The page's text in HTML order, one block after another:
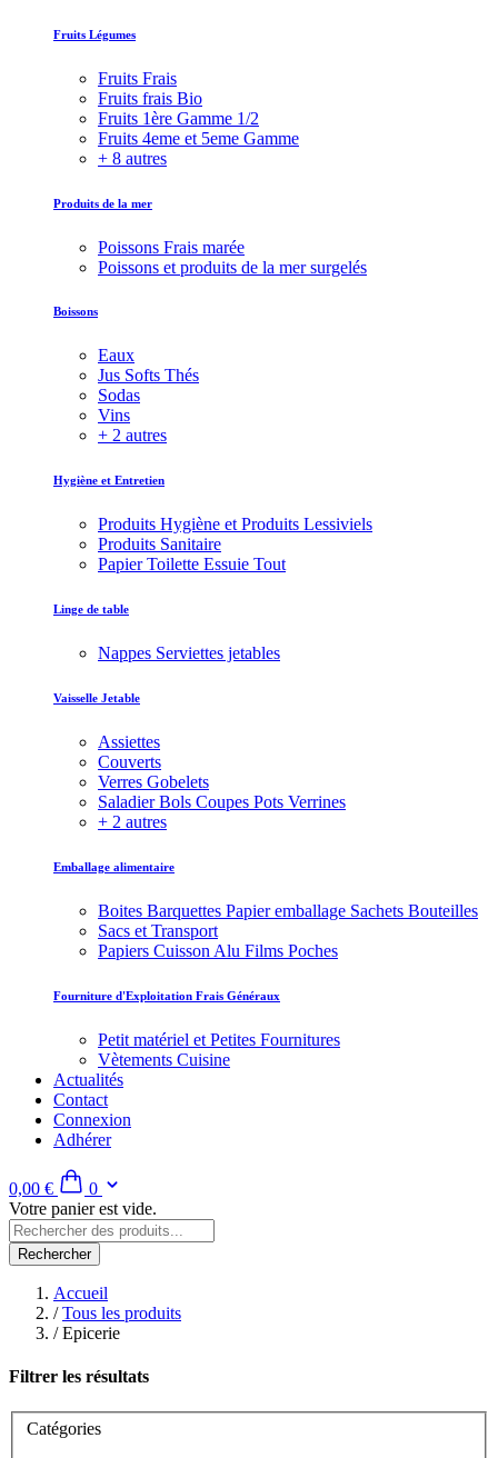
Fruits Légumes
Fruits Frais
Fruits frais Bio
Fruits 1ère Gamme 1/2
Fruits 4eme et 5eme Gamme
+ 8 autres
Produits de la mer
Poissons Frais marée
Poissons et produits de la mer surgelés
Boissons
Eaux
Jus Softs Thés
Sodas
Vins
+ 2 autres
Hygiène et Entretien
Produits Hygiène et Produits Lessiviels
Produits Sanitaire
Papier Toilette Essuie Tout
Linge de table
Nappes Serviettes jetables
Vaisselle Jetable
Assiettes
Couverts
Verres Gobelets
Saladier Bols Coupes Pots Verrines
+ 2 autres
Emballage alimentaire
Boites Barquettes Papier emballage Sachets Bouteilles
Sacs et Transport
Papiers Cuisson Alu Films Poches
Fourniture d'Exploitation Frais Généraux
Petit matériel et Petites Fournitures
Vètements Cuisine
Actualités
Contact
Connexion
Adhérer
0,00 €
0
Votre panier est vide.
Rechercher
Accueil
/ Tous les produits
/Epicerie
Filtrer les résultats
Catégories